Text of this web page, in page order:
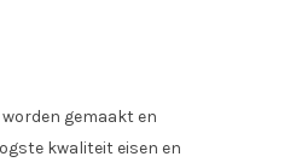
gemaakt en
kwaliteit eisen en